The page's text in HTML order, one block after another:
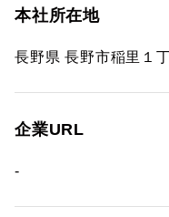
本社所在地
長野県 長野市稲里１
企業URL
-